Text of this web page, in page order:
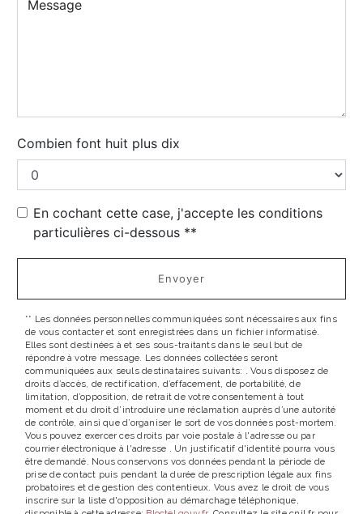
Combien font huit plus dix
En cochant cette case, j'accepte les conditions
particulières ci-dessous **
Envoyer
** Les données personnelles communiquées sont nécessaires aux fins
de vous contacter et sont enregistrées dans un fichier informatisé.
Elles sont destinées à et ses sous-traitants dans le seul but de
répondre à votre message. Les données collectées seront
communiquées aux seuls destinataires suivants: . Vous disposez de
droits d’accès, de rectification, d’effacement, de portabilité, de
limitation, d’opposition, de retrait de votre consentement à tout
moment et du droit d’introduire une réclamation auprès d’une autorité
de contrôle, ainsi que d’organiser le sort de vos données post-mortem.
Vous pouvez exercer ces droits par voie postale à l'adresse ou par
courrier électronique à l'adresse . Un justificatif d'identité pourra vous
être demandé. Nous conservons vos données pendant la période de
prise de contact puis pendant la durée de prescription légale aux fins
probatoires et de gestion des contentieux. Vous avez le droit de vous
inscrire sur la liste d'opposition au démarchage téléphonique,